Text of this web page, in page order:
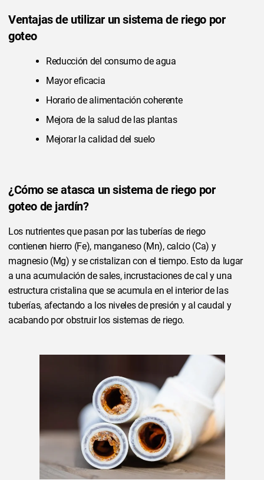
Ventajas de utilizar un sistema de riego por
goteo
Reducción del consumo de agua
Mayor eficacia
Horario de alimentación coherente
Mejora de la salud de las plantas
Mejorar la calidad del suelo
¿Cómo se atasca un sistema de riego por
goteo de jardín?
Los nutrientes que pasan por las tuberías de riego
contienen hierro (Fe), manganeso (Mn), calcio (Ca) y
magnesio (Mg) y se cristalizan con el tiempo. Esto da lugar
a una acumulación de sales, incrustaciones de cal y una
estructura cristalina que se acumula en el interior de las
tuberías, afectando a los niveles de presión y al caudal y
acabando por obstruir los sistemas de riego.